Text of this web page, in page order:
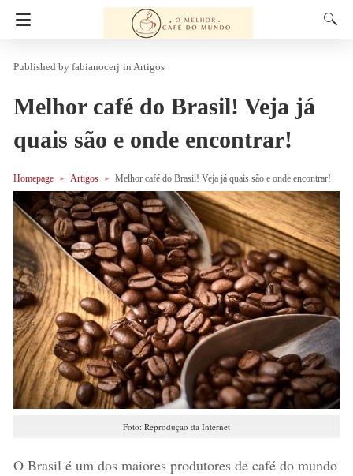
fabianocerj in Artigos
Melhor café do Brasil! Veja já
quais são e onde encontrar!
Homepage Artigos Melhor café do Brasil! Veja já quais são e onde encontrar!
Foto: Reprodução da Internet
O Brasil é um dos maiores produtores de café do mundo